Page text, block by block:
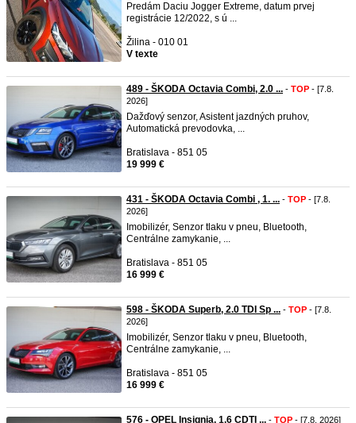
Predám Daciu Jogger Extreme, datum prvej
registrácie 12/2022, s ú ...
Žilina - 010 01
V texte
489 - ŠKODA Octavia Combi, 2.0 ... - TOP - [7.8.
2026]
Dažďový senzor, Asistent jazdných pruhov,
Automatická prevodovka, ...
Bratislava - 851 05
19 999 €
431 - ŠKODA Octavia Combi , 1. ... - TOP - [7.8.
2026]
Imobilizér, Senzor tlaku v pneu, Bluetooth,
Centrálne zamykanie, ...
Bratislava - 851 05
16 999 €
598 - ŠKODA Superb, 2.0 TDI Sp ... - TOP - [7.8.
2026]
Imobilizér, Senzor tlaku v pneu, Bluetooth,
Centrálne zamykanie, ...
Bratislava - 851 05
16 999 €
576 - OPEL Insignia, 1.6 CDTI ... - TOP - [7.8. 2026]